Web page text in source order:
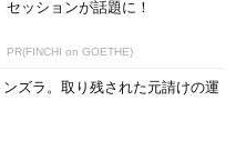
セッションが話題に！
PR(FINCHI on GOETHE)
ズラ。取り残された元請けの運